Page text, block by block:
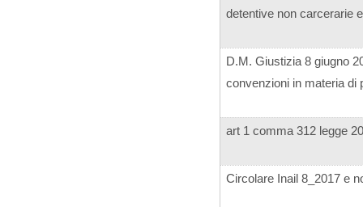
detentive non carcerarie
D.M. Giustizia 8 giugno
convenzioni in materia di
art 1 comma 312 legge
Circolare Inail 8_2017 e